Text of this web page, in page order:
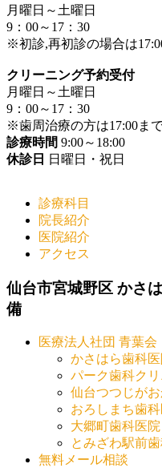
月曜日～土曜日
9：00～17：30
※初診,再初診の場合は
クリーニング予約受付
月曜日～土曜日
9：00～17：30
※歯周治療の方は17:00ま
診療時間 9:00～18:00
休診日
日曜日・祝日
診療科目
院長紹介
医院紹介
アクセス
仙台市宮城野区 かさ
備
医療法人社団 青葉会
かさはら歯科医
パーク歯科クリ
仙台つつじがお
おろしまち歯
大郷町歯科医
とみざわ駅前
無料メール相談